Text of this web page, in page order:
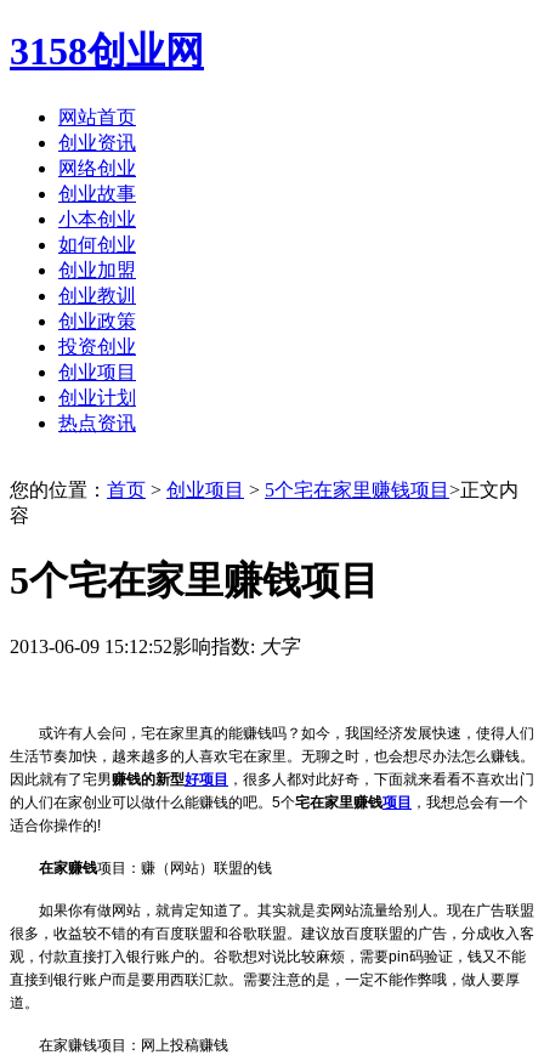
3158创业网
网站首页
创业资讯
网络创业
创业故事
小本创业
如何创业
创业加盟
创业教训
创业政策
投资创业
创业项目
创业计划
热点资讯
您的位置： 首页 > 创业项目 > 5个宅在家里赚钱项目 >正文内
容
5个宅在家里赚钱项目
2013-06-09 15:12:52影响指数: 大字
或许有人会问，宅在家里真的能赚钱吗？如今，我国经济发展快速，使得人们
生活节奏加快，越来越多的人喜欢宅在家里。无聊之时，也会想尽办法怎么赚钱。
因此就有了宅男赚钱的新型好项目 ，很多人都对此好奇，下面就来看看不喜欢出门
的人们在家创业可以做什么能赚钱的吧。 5个宅在家里赚钱项目 ，我想总会有一个
适合你操作的!
在家赚钱项目：赚（网站）联盟的钱
如果你有做网站，就肯定知道了。其实就是卖网站流量给别人。现在广告联盟
很多，收益较不错的有百度联盟和谷歌联盟。建议放百度联盟的广告，分成收入客
观，付款直接打入银行账户的。谷歌想对说比较麻烦，需要pin码验证，钱又不能
直接到银行账户而是要用西联汇款。需要注意的是，一定不能作弊哦，做人要厚
道。
在家赚钱项目：网上投稿赚钱